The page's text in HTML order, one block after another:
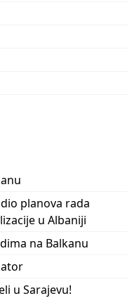
planova rada
u Albaniji
na Balkanu
u Sarajevu!